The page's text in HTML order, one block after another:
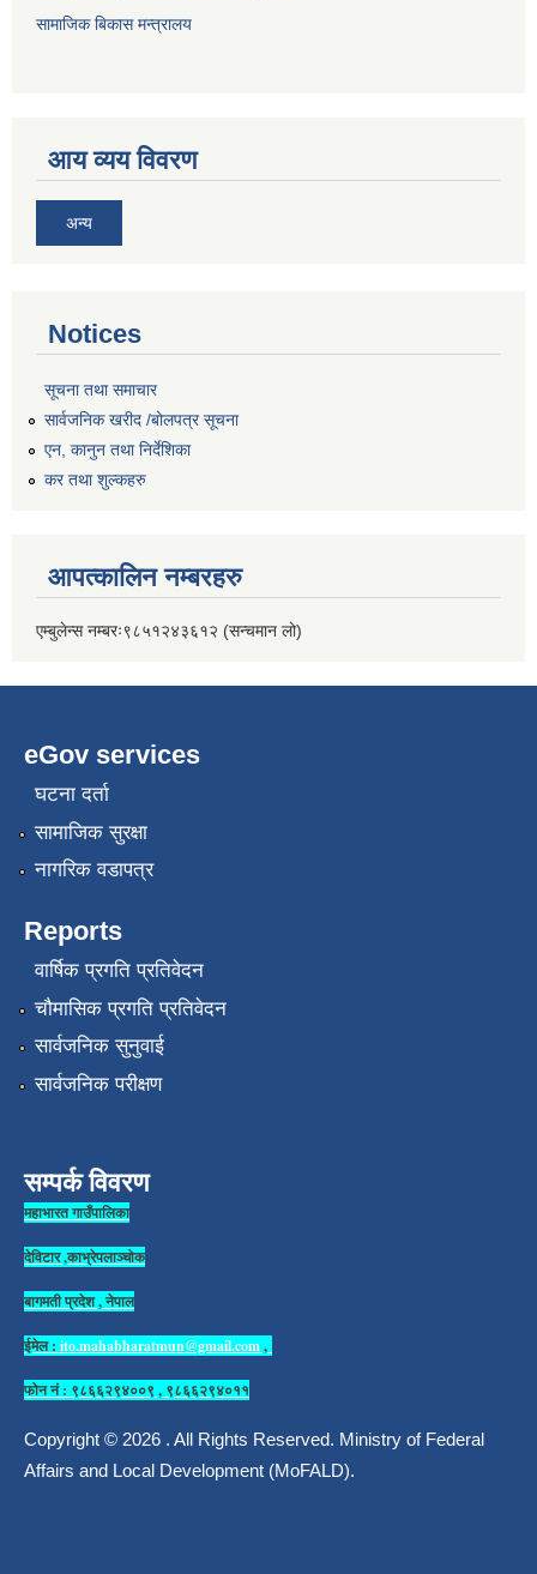
सामाजिक बिकास मन्त्रालय
आय व्यय विवरण
अन्य
Notices
सूचना तथा समाचार
सार्वजनिक खरीद /बोलपत्र सूचना
एन, कानुन तथा निर्देशिका
कर तथा शुल्कहरु
आपत्कालिन नम्बरहरु
एम्बुलेन्स नम्बरः९८५१२४३६१२ (सन्चमान लो)
eGov services
घटना दर्ता
सामाजिक सुरक्षा
नागरिक वडापत्र
Reports
वार्षिक प्रगति प्रतिवेदन
चौमासिक प्रगति प्रतिवेदन
सार्वजनिक सुनुवाई
सार्वजनिक परीक्षण
सम्पर्क विवरण
महाभारत गाउँपालिका
देविटार ,काभ्रेपलाञ्चोक
बागमती प्रदेश , नेपाल
ईमेल : ito.mahabharatmun@gmail.com,
फोन नं : ९८६६२९४००९ , ९८६६२९४०११
Copyright © 2026 . All Rights Reserved. Ministry of Federal
Affairs and Local Development (MoFALD).